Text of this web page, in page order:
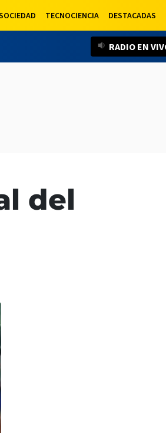
TECNOCIENCIA DESTACADAS
RADIO EN
del